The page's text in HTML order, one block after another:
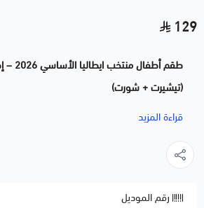
129
طقم
(تيشيرت + شورت)
خلّ طفلك يشجّع "الأزوري" بطقم منتخب
ألوان ثابتة لا تبهت مع الغسيل المتكرر
قراءة المزيد
رقم الموديل